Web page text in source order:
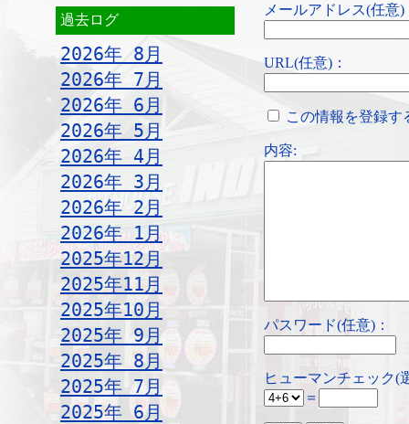
過去ログ
2026年 8月
2026年 7月
2026年 6月
2026年 5月
2026年 4月
2026年 3月
2026年 2月
2026年 1月
2025年12月
2025年11月
2025年10月
2025年 9月
2025年 8月
2025年 7月
2025年 6月
メールアドレス(任意)
URL(任意)：
この情報を登録す
内容:
パスワード(任意)：
ヒューマンチェック(
＝